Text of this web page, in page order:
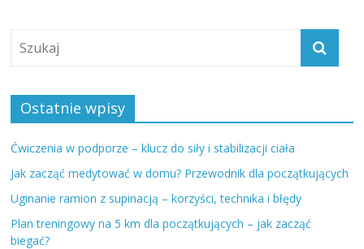
Ostatnie wpisy
Ćwiczenia w podporze – klucz do siły i stabilizacji ciała
Jak zacząć medytować w domu? Przewodnik dla początkujących
Uginanie ramion z supinacją – korzyści, technika i błędy
Plan treningowy na 5 km dla początkujących – jak zacząć
biegać?